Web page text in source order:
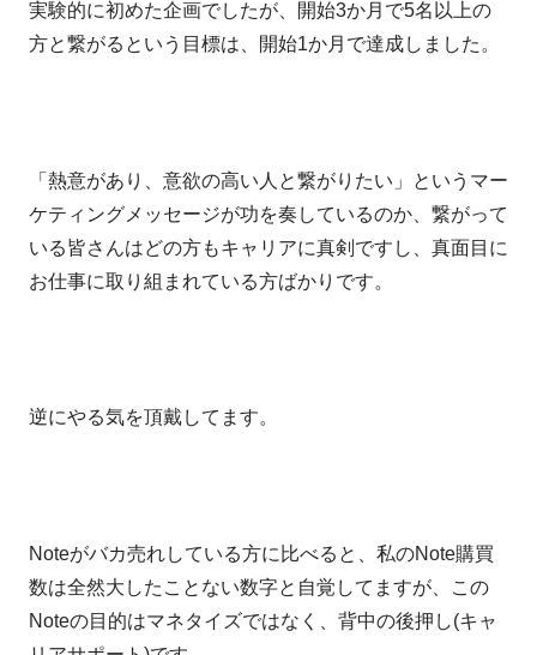
実験的に初めた企画でしたが、開始3か月で5名以上の
方と繋がるという目標は、開始1か月で達成しました。
「熱意があり、意欲の高い人と繋がりたい」というマー
ケティングメッセージが功を奏しているのか、繋がって
いる皆さんはどの方もキャリアに真剣ですし、真面目に
お仕事に取り組まれている方ばかりです。
逆にやる気を頂戴してます。
Noteがバカ売れしている方に比べると、私のNote購買
数は全然大したことない数字と自覚してますが、この
Noteの目的はマネタイズではなく、背中の後押し(キャ